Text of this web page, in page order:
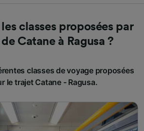
classes proposées par
Catane à Ragusa ?
classes de voyage proposées
le trajet Catane - Ragusa.